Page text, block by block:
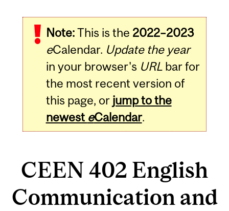
Note:This is the 2022–2023
eCalendar. Update the year
in your browser's URLbar for
the most recent version of
this page, or jump to the
newest eCalendar.
CEEN 402 English
Communication and